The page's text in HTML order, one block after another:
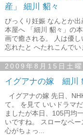
産」 細川 貂々
びっくり妊娠 なんとか
本屋へ 「細川 貂々」の
画で癒される。 人は優
忘れたと へたれこんでい
2009年8月15日土曜
イグアナの嫁 細川
イグアナの嫁 先日、
て。 を見て いいドラマ
ましたが本日、105円均
いですね。 スローなペー
心がちょっ...